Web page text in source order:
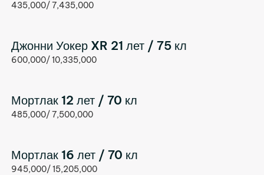
435,000/ 7,435,000
Джонни Уокер XR 21 лет / 75 кл
600,000/ 10,335,000
Мортлак 12 лет / 70 кл
485,000/ 7,500,000
Мортлак 16 лет / 70 кл
945,000/ 15,205,000